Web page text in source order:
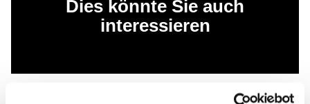
Dies könnte Sie auch
interessieren